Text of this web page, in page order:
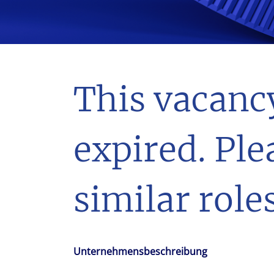
This
expired.
similar
Unternehmensbeschreibung
in assets under management, Colliers remains committed
success of our clients, investors, and people worldwide.